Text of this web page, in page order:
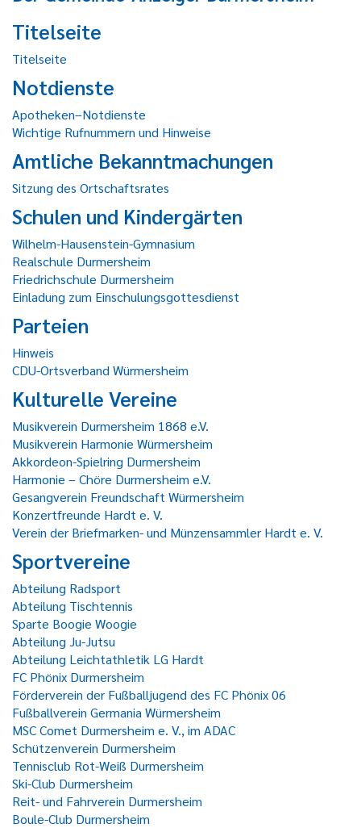
Titelseite
Titelseite
Notdienste
Apotheken–Notdienste
Wichtige Rufnummern und Hinweise
Amtliche Bekanntmachungen
Sitzung des Ortschaftsrates
Schulen und Kindergärten
Wilhelm-Hausenstein-Gymnasium
Realschule Durmersheim
Friedrichschule Durmersheim
Einladung zum Einschulungsgottesdienst
Parteien
Hinweis
CDU-Ortsverband Würmersheim
Kulturelle Vereine
Musikverein Durmersheim 1868 e.V.
Musikverein Harmonie Würmersheim
Akkordeon-Spielring Durmersheim
Harmonie – Chöre Durmersheim e.V.
Gesangverein Freundschaft Würmersheim
Konzertfreunde Hardt e. V.
Verein der Briefmarken- und Münzensammler Hardt e. V.
Sportvereine
Abteilung Radsport
Abteilung Tischtennis
Sparte Boogie Woogie
Abteilung Ju-Jutsu
Abteilung Leichtathletik LG Hardt
FC Phönix Durmersheim
Förderverein der Fußballjugend des FC Phönix 06
Fußballverein Germania Würmersheim
MSC Comet Durmersheim e. V., im ADAC
Schützenverein Durmersheim
Tennisclub Rot-Weiß Durmersheim
Ski-Club Durmersheim
Reit- und Fahrverein Durmersheim
Boule-Club Durmersheim